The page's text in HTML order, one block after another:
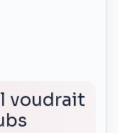
voudrait